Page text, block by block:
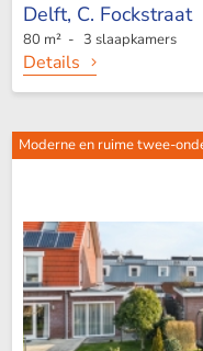
Delft, C. Fockstraat
80 m² - 3 slaapkamers
Details
Moderne en ruime twee-